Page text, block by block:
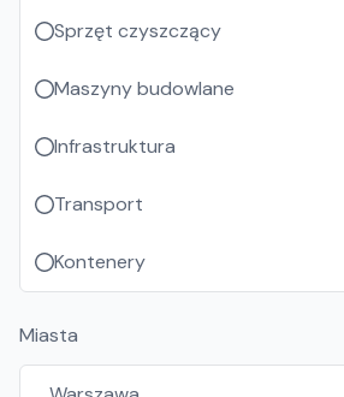
Sprzęt czyszczący
Maszyny budowlane
Infrastruktura
Transport
Kontenery
Miasta